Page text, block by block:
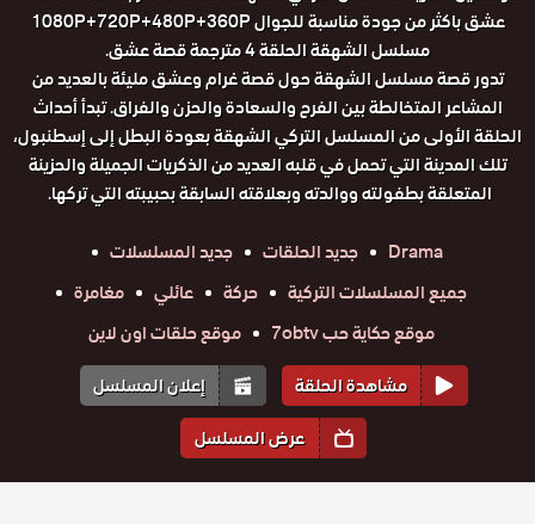
عشق باكثر من جودة مناسبة للجوال 1080P+720P+480P+360P
مسلسل الشهقة الحلقة 4 مترجمة قصة عشق.
تدور قصة مسلسل الشهقة حول قصة غرام وعشق مليئة بالعديد من
المشاعر المتخالطة بين الفرح والسعادة والحزن والفراق. تبدأ أحداث
الحلقة الأولى من المسلسل التركي الشهقة بعودة البطل إلى إسطنبول،
تلك المدينة التي تحمل في قلبه العديد من الذكريات الجميلة والحزينة
المتعلقة بطفولته ووالدته وبعلاقته السابقة بحبيبته التي تركها.
Drama
جديد الحلقات
جديد المسلسلات
جميع المسلسلات التركية
حركة عائلي
مغامرة
موقع حكاية حب 7obtv
موقع حلقات اون لاين
مشاهدة الحلقة
إعلان المسلسل
عرض المسلسل